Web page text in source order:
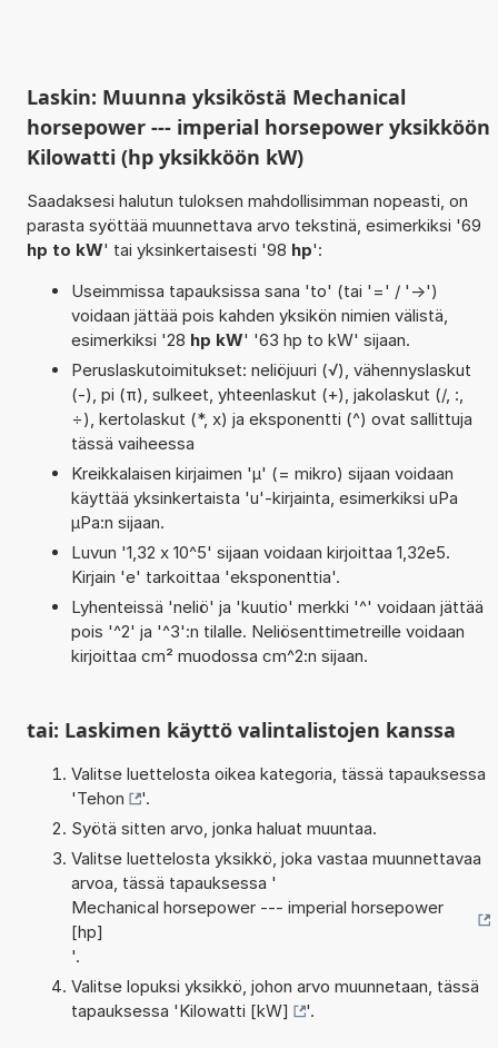
Laskin: Muunna yksiköstä Mechanical
horsepower --- imperial horsepower yksikköön
Kilowatti (hp yksikköön kW)
Saadaksesi halutun tuloksen mahdollisimman nopeasti, on
parasta syöttää muunnettava arvo tekstinä, esimerkiksi '69
hp to kW' tai yksinkertaisesti '98 hp':
Useimmissa tapauksissa sana 'to' (tai '=' / '->')
voidaan jättää pois kahden yksikön nimien välistä,
esimerkiksi '28 hp kW' '63 hp to kW' sijaan.
Peruslaskutoimitukset: neliöjuuri (√), vähennyslaskut
(-), pi (π), sulkeet, yhteenlaskut (+), jakolaskut (/, :,
÷), kertolaskut (*, x) ja eksponentti (^) ovat sallittuja
tässä vaiheessa
Kreikkalaisen kirjaimen 'µ' (= mikro) sijaan voidaan
käyttää yksinkertaista 'u'-kirjainta, esimerkiksi uPa
µPa:n sijaan.
Luvun '1,32 x 10^5' sijaan voidaan kirjoittaa 1,32e5.
Kirjain 'e' tarkoittaa 'eksponenttia'.
Lyhenteissä 'neliö' ja 'kuutio' merkki '^' voidaan jättää
pois '^2' ja '^3':n tilalle. Neliösenttimetreille voidaan
kirjoittaa cm² muodossa cm^2:n sijaan.
tai: Laskimen käyttö valintalistojen kanssa
Valitse luettelosta oikea kategoria, tässä tapauksessa
'Tehon
'.
Syötä sitten arvo, jonka haluat muuntaa.
Valitse luettelosta yksikkö, joka vastaa muunnettavaa
arvoa, tässä tapauksessa '
Mechanical horsepower --- imperial horsepower
[hp]
'.
Valitse lopuksi yksikkö, johon arvo muunnetaan, tässä
tapauksessa 'Kilowatti [kW] '.